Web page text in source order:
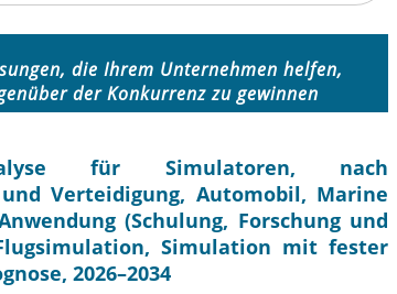
die Ihrem Unternehmen helfen,
der Konkurrenz zu gewinnen
für Simulatoren, nach
Verteidigung, Automobil, Marine
(Schulung, Forschung und
Simulation mit fester
2026–2034